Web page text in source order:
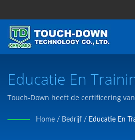
Educatie En
Taiwanse
Speciale
Touch-Down heeft de certificering
de klant volgens de tekeningen of
Home / Bedrijf / Educatie En